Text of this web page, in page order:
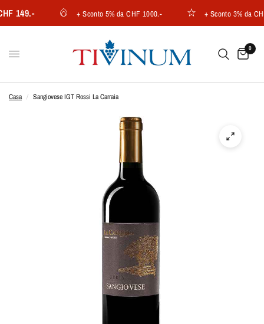
149.- + Sconto 5% da CHF 1000.- + Sconto 3% da CHF
0
Casa / Sangiovese IGT Rossi La Carraia